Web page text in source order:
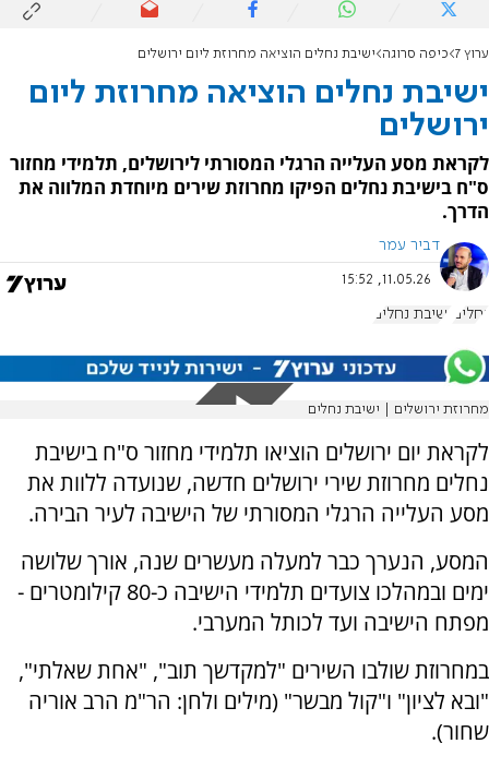
ערוץ 7 כיפה סרוגה ישיבת נחלים הוציאה מחרוזת ליום ירושלים
ישיבת נחלים הוציאה מחרוזת ליום
ירושלים
לקראת מסע העלייה הרגלי המסורתי לירושלים, תלמידי מחזור
ס"ח בישיבת נחלים הפיקו מחרוזת שירים מיוחדת המלווה את
הדרך.
דביר עמר
11.05.26, 15:52
נחלים ישיבת נחלים
מחרוזת ירושלים | ישיבת נחלים
לקראת יום ירושלים הוציאו תלמידי מחזור ס"ח בישיבת
נחלים מחרוזת שירי ירושלים חדשה, שנועדה ללוות את
מסע העלייה הרגלי המסורתי של הישיבה לעיר הבירה.
המסע, הנערך כבר למעלה מעשרים שנה, אורך שלושה
ימים ובמהלכו צועדים תלמידי הישיבה כ-80 קילומטרים -
מפתח הישיבה ועד לכותל המערבי.
במחרוזת שולבו השירים "למקדשך תוב", "אחת שאלתי",
"ובא לציון" ו"קול מבשר" (מילים ולחן: הר"מ הרב אוריה
שחור).